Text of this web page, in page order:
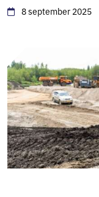
8 september 2025